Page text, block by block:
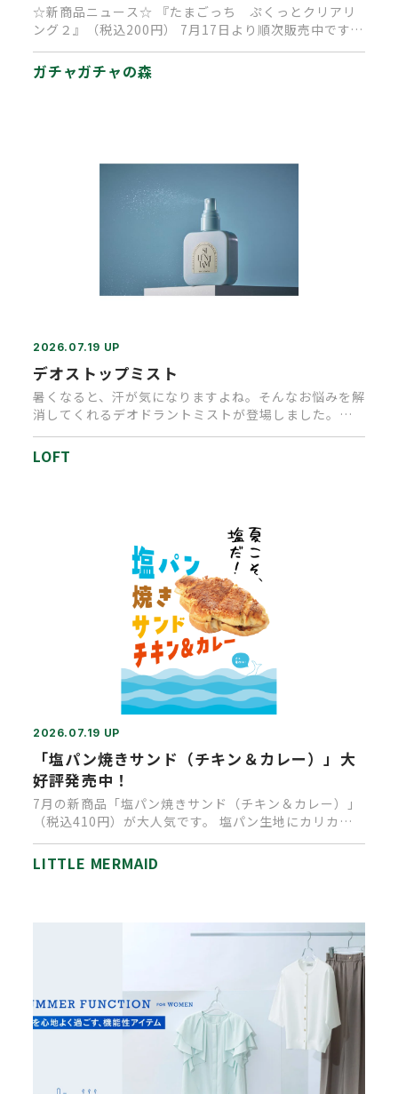
☆新商品ニュース☆ 『たまごっち ぷくっとクリアリ
ング２』（税込200円） 7月17日より順次販売中です。
ガチャガチャの森
2026.07.19 UP
デオストップミスト
暑くなると、汗が気になりますよね。そんなお悩みを解
消してくれるデオドラントミストが登場しました。香
りでごまかすのではなく…
LOFT
2026.07.19 UP
「塩パン焼きサンド（チキン＆カレー）」大
好評発売中！
7月の新商品「塩パン焼きサンド（チキン＆カレー）」
（税込410円）が大人気です。 塩パン生地にカリカリ
チーズがついたベー…
LITTLE MERMAID